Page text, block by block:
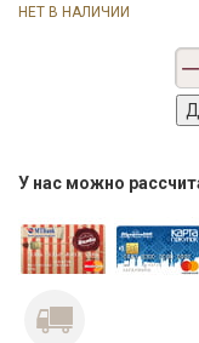
НЕТ В НАЛИЧИИ
У нас можно